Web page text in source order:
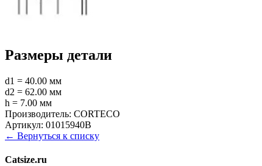
Размеры детали
d1 = 40.00 мм
d2 = 62.00 мм
h = 7.00 мм
Производитель: CORTECO
Артикул: 01015940B
← Вернуться к списку
Catsize.ru